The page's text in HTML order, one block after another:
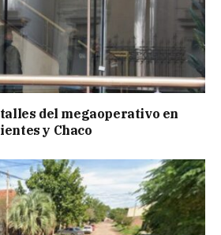
del megaoperativo en
y Chaco